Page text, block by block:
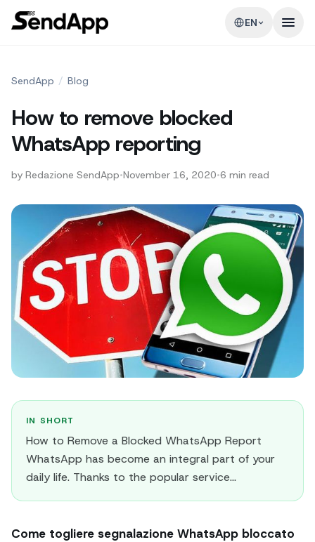
EN
SendApp / Blog
How to remove blocked
WhatsApp reporting
by Redazione SendApp•November 16, 2020•6 min read
IN SHORT
How to Remove a Blocked WhatsApp Report
WhatsApp has become an integral part of your
daily life. Thanks to the popular service...
Come togliere segnalazione WhatsApp bloccato